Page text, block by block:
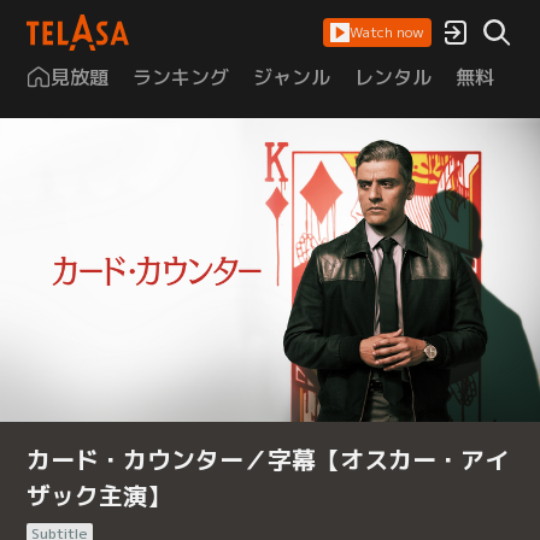
Watch now
見放題 ランキング ジャンル レンタル 無料
カード・カウンター／字幕【オスカー・アイ
ザック主演】
Subtitle